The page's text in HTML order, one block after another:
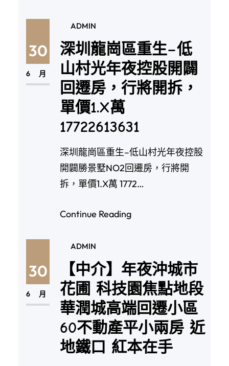
30
6 月
ADMIN
深圳龍崗區重生–低
山村光年夜控股開闢
回遷房，行將開拆，
單價1.X萬
17722613631
深圳龍崗區重生–低山村光年夜控股
開闢勝景墅NO2回遷房，行將開
拆，單價1.X萬 1772…
Continue Reading
30
6 月
ADMIN
【中介】年夜沖城市
花圃 科技園焦點地段
華潤城高端回遷小區
60不動產平小兩房 近
地鐵口 紅本在手